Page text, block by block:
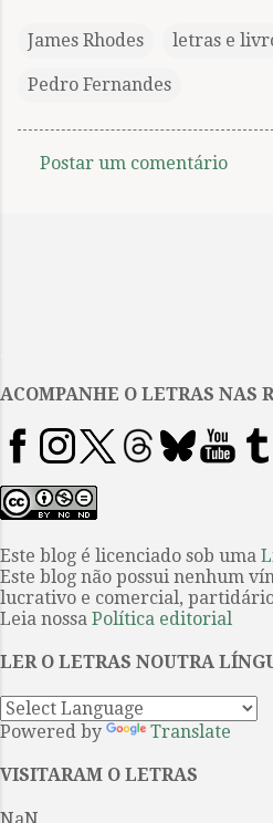
James Rhodes letras e
Pedro Fernandes
r
i
o
s
Postar um comentário
ACOMPANHE O LETRAS NAS
Este blog é licenciado sob uma
Este blog não possui nenhum
lucrativo e comercial,
Leia nossa Política editorial
LER O LETRAS NOUTRA
Powered by Translate
VISITARAM O LETRAS